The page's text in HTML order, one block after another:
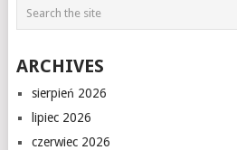
ARCHIVES
sierpień 2026
lipiec 2026
czerwiec 2026